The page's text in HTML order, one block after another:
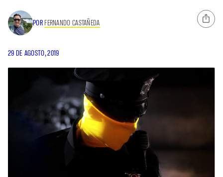
POR FERNANDO CASTAÑEDA
29 DE AGOSTO, 2019